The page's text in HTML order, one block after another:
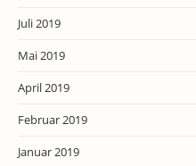
Juli 2019
Mai 2019
April 2019
Februar 2019
Januar 2019